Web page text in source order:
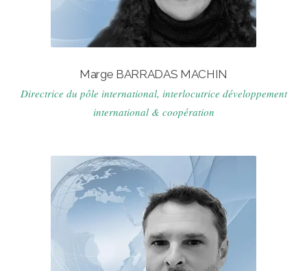
Marge BARRADAS MACHIN
Directrice du pôle international, interlocutrice développement
international & coopération